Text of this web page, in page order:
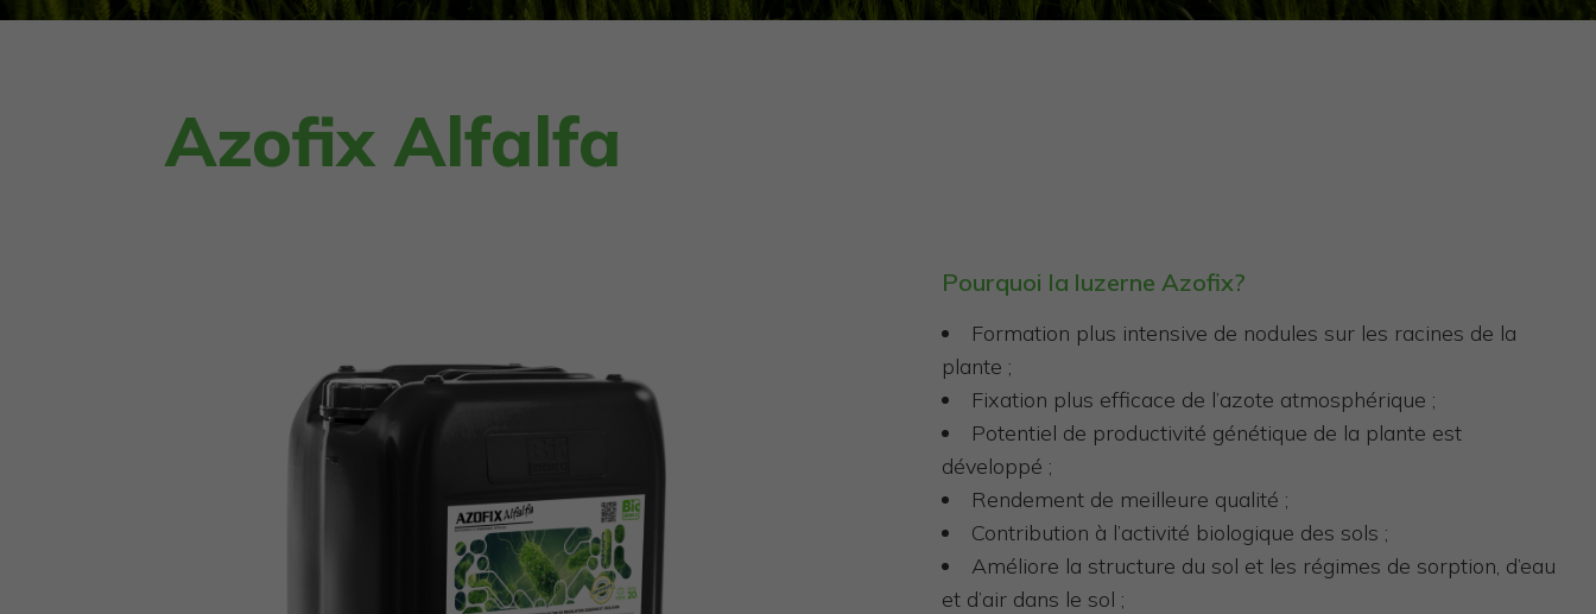
Azofix Alfalfa
Pourquoi la luzerne Azofix?
Formation plus intensive de nodules sur les racines de la
plante ;
Fixation plus efficace de l’azote atmosphérique ;
Potentiel de productivité génétique de la plante est
développé ;
Rendement de meilleure qualité ;
Contribution à l’activité biologique des sols ;
Améliore la structure du sol et les régimes de sorption, d’eau
et d’air dans le sol ;